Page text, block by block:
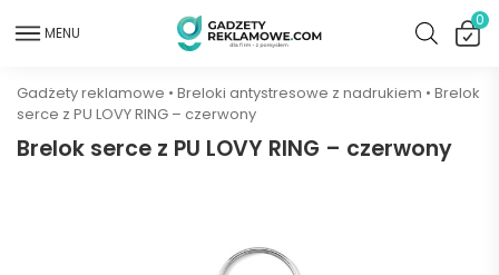
MENU
0
Gadżety reklamowe • Breloki antystresowe z nadrukiem • Brelok
serce z PU LOVY RING – czerwony
Brelok serce z PU LOVY RING – czerwony